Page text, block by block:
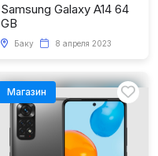
Samsung Galaxy A14 64
GB
Баку 8 апреля 2023
Магазин